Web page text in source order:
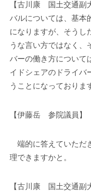
【古川康 国土交通副
バルについては、基本
になりますが、そうし
うな言い方ではなく、
バーの働き方について
イドシェアのドライバ
うことになっておりま
【伊藤岳 参院議員】
端的に答えていただ
理できますかと。
【古川康 国土交通副